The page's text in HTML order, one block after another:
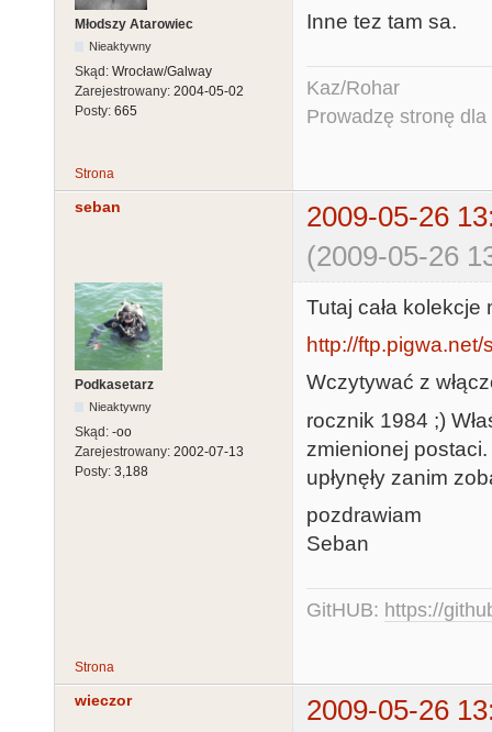
Młodszy Atarowiec
Nieaktywny
Skąd: Wrocław/Galway
Zarejestrowany: 2004-05-02
Posty: 665
Inne tez tam sa.
Kaz/Rohar
Prowadzę stronę
Strona
seban
2009-05-26
(2009-05-26
Podkasetarz
Nieaktywny
Skąd: -oo
Zarejestrowany: 2002-07-13
Posty: 3,188
Tutaj cała
http://
Wczytywać z
rocznik 1984 ;)
zmienionej postaci.
upłynęły zanim
pozdrawiam
Seban
GitHUB: https://
Strona
wieczor
2009-05-26